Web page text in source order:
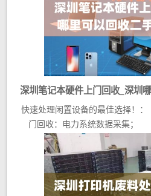
深圳笔记本硬件上门回收_深圳
脑
快速处理闲置设备的最佳选择
门回收：电力系统数据采集；